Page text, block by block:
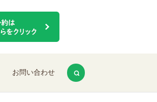
お問い合わせ search